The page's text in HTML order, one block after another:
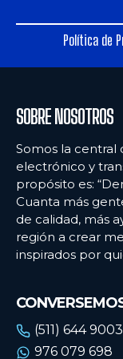
BOLIVIA
CHILE
COLOMBIA
ECUADOR
MÉXICO
URUGUAY
VENEZUELA
BOLIVIA
CHILE
COLOMBIA
ECUADOR
MÉXICO
URUGUAY
VENEZUELA
Política de
SOBRE NOSOTROS
Somos la central
electrónico y
propósito es:
Cuanta más
de calidad, más
región a crear
inspirados por
(511) 644 9003
976 079 698